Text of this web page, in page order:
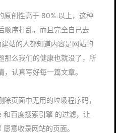
原创性高于 80% 以上，这种
顺序打乱，而且完全自己去
站的人都知道内容是网站的
那么我们的健康也就没了，所
认真写好每一篇文章。
页面中无用的垃圾程序码，
百度搜索引擎 的过滤，让
意收录网站的页面。